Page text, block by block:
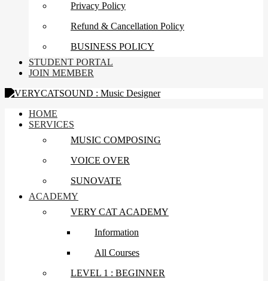
Privacy Policy
Refund & Cancellation Policy
BUSINESS POLICY
STUDENT PORTAL
JOIN MEMBER
HOME
SERVICES
MUSIC COMPOSING
VOICE OVER
SUNOVATE
ACADEMY
VERY CAT ACADEMY
Information
All Courses
LEVEL 1 : BEGINNER